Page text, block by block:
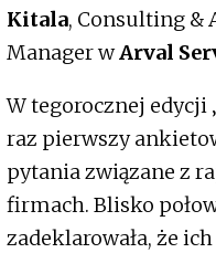
Kitala, Consulting &
Manager wArval
W tegorocznej edycji
raz pierwszy
pytania związane z
firmach. Blisko
zadeklarowała, że